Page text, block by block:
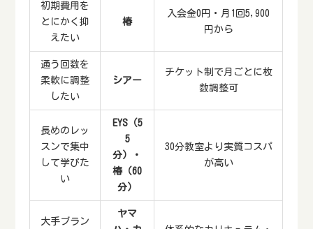
初期費用を
とにかく抑
えたい
椿
入会金0円・月1回5,900
円から
通う回数を
柔軟に調整
したい
シアー
チケット制で月ごとに枚
数調整可
長めのレッ
スンで集中
して学びた
い
EYS（5
5
分）・
椿（60
分）
30分教室より実質コスパ
が高い
大手ブラン
ヤマ